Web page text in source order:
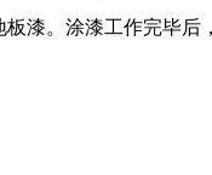
漆。涂漆工作完毕后